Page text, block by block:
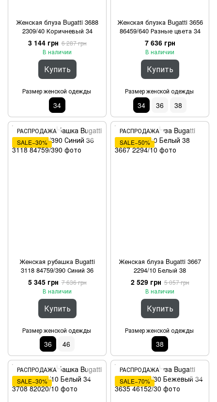
Женская блуза Bugatti 3688
2309/40 Коричневый 34
3 144 грн 6 287 грн
В наличии
Купить
Размер женской одежды
34
Женская блузка Bugatti 3656
86459/640 Разные цвета 34
7 636 грн
В наличии
Купить
Размер женской одежды
34 36 38
РАСПРОДАЖА
SALE−30%
Женская рубашка Bugatti
3118 84759/390 Синий 36
5 345 грн 7 636 грн
В наличии
Купить
Размер женской одежды
36 46
РАСПРОДАЖА
SALE−50%
Женская блуза Bugatti 3667
2294/10 Белый 38
2 529 грн 5 057 грн
В наличии
Купить
Размер женской одежды
38
РАСПРОДАЖА
SALE−30%
РАСПРОДАЖА
SALE−70%